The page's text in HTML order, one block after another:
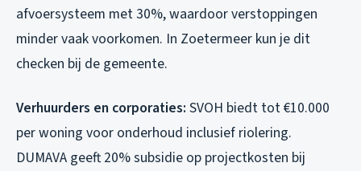
afvoersysteem met 30%, waardoor verstoppingen
minder vaak voorkomen. In Zoetermeer kun je dit
checken bij de gemeente.
Verhuurders en corporaties: SVOH biedt tot €10.000
per woning voor onderhoud inclusief riolering.
DUMAVA geeft 20% subsidie op projectkosten bij